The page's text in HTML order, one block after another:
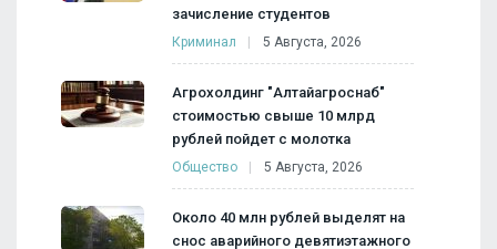
зачисление студентов
Криминал 5 Августа, 2026
Агрохолдинг "Алтайагроснаб"
стоимостью свыше 10 млрд
рублей пойдет с молотка
Общество 5 Августа, 2026
Около 40 млн рублей выделят на
снос аварийного девятиэтажного